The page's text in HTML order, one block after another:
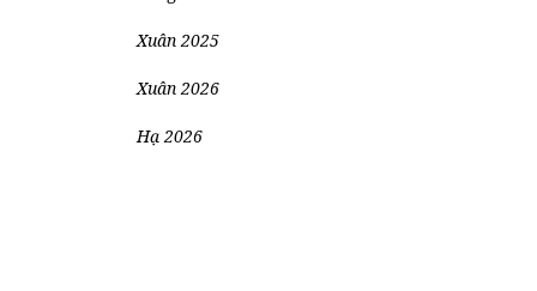
Xuân 2025
Xuân 2026
Hạ 2026